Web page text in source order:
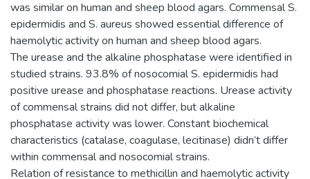
was similar on human and sheep blood agars. Commensal S.
epidermidis and S. aureus showed essential difference of
haemolytic activity on human and sheep blood agars.
The urease and the alkaline phosphatase were identified in
studied strains. 93.8% of nosocomial S. epidermidis had
positive urease and phosphatase reactions. Urease activity
of commensal strains did not differ, but alkaline
phosphatase activity was lower. Constant biochemical
characteristics (catalase, coagulase, lecitinase) didn’t differ
within commensal and nosocomial strains.
Relation of resistance to methicillin and haemolytic activity